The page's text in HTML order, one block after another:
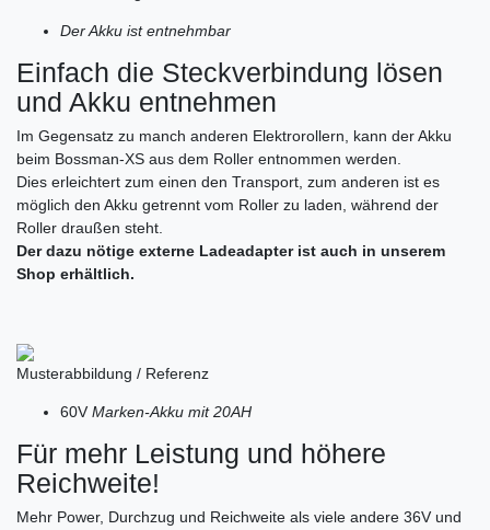
Der Akku ist entnehmbar
Einfach die Steckverbindung lösen
und Akku entnehmen
Im Gegensatz zu manch anderen Elektrorollern, kann der Akku
beim Bossman-XS aus dem Roller entnommen werden.
Dies erleichtert zum einen den Transport, zum anderen ist es
möglich den Akku getrennt vom Roller zu laden, während der
Roller draußen steht.
Der dazu nötige externe Ladeadapter ist auch in unserem
Shop erhältlich.
Musterabbildung / Referenz
60V Marken-Akku mit 20AH
Für mehr Leistung und höhere
Reichweite!
Mehr Power, Durchzug und Reichweite als viele andere 36V und